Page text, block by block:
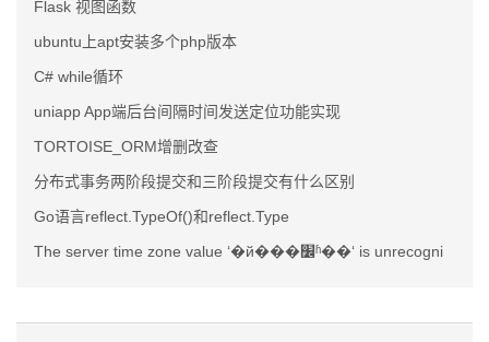
Flask 视图函数
ubuntu上apt安装多个php版本
C# while循环
uniapp App端后台间隔时间发送定位功能实现
TORTOISE_ORM增删改查
分布式事务两阶段提交和三阶段提交有什么区别
Go语言reflect.TypeOf()和reflect.Type
The server time zone value ‘�й���׼ʱ��‘ is unrecogni